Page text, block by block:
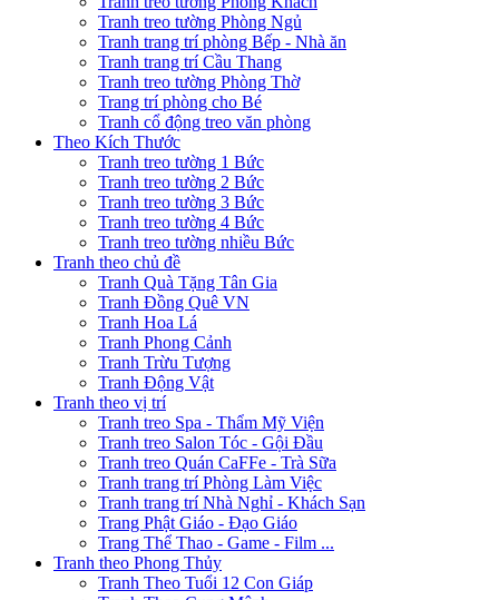
Tranh treo tường Phòng Ngủ
Tranh trang trí phòng Bếp - Nhà ăn
Tranh trang trí Cầu Thang
Tranh treo tường Phòng Thờ
Trang trí phòng cho Bé
Tranh cổ động treo văn phòng
Theo Kích Thước
Tranh treo tường 1 Bức
Tranh treo tường 2 Bức
Tranh treo tường 3 Bức
Tranh treo tường 4 Bức
Tranh treo tường nhiều Bức
Tranh theo chủ đề
Tranh Quà Tặng Tân Gia
Tranh Đồng Quê VN
Tranh Hoa Lá
Tranh Phong Cảnh
Tranh Trừu Tượng
Tranh Động Vật
Tranh theo vị trí
Tranh treo Spa - Thẩm Mỹ Viện
Tranh treo Salon Tóc - Gội Đầu
Tranh treo Quán CaFFe - Trà Sữa
Tranh trang trí Phòng Làm Việc
Tranh trang trí Nhà Nghỉ - Khách Sạn
Trang Phật Giáo - Đạo Giáo
Trang Thể Thao - Game - Film ...
Tranh theo Phong Thủy
Tranh Theo Tuổi 12 Con Giáp